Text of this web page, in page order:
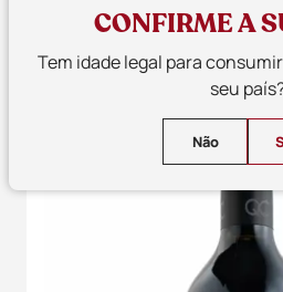
CONFIRME A
Tem idade legal para
seu
Não